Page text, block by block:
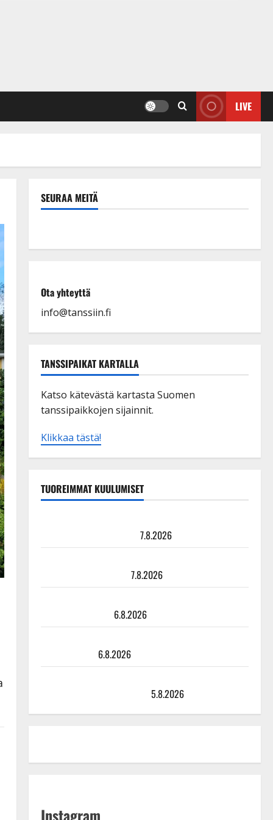
LIVE
SEURAA MEITÄ
Ota yhteyttä
info@tanssiin.fi
TANSSIPAIKAT KARTALLA
Katso kätevästä kartasta Suomen
tanssipaikkojen sijainnit.
Klikkaa tästä!
TUOREIMMAT KUULUMISET
7.8.2026
7.8.2026
6.8.2026
6.8.2026
5.8.2026
Instagram